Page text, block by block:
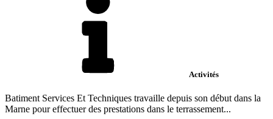
Activités
Batiment Services Et Techniques travaille depuis son début dans la
Marne pour effectuer des prestations dans le terrassement...